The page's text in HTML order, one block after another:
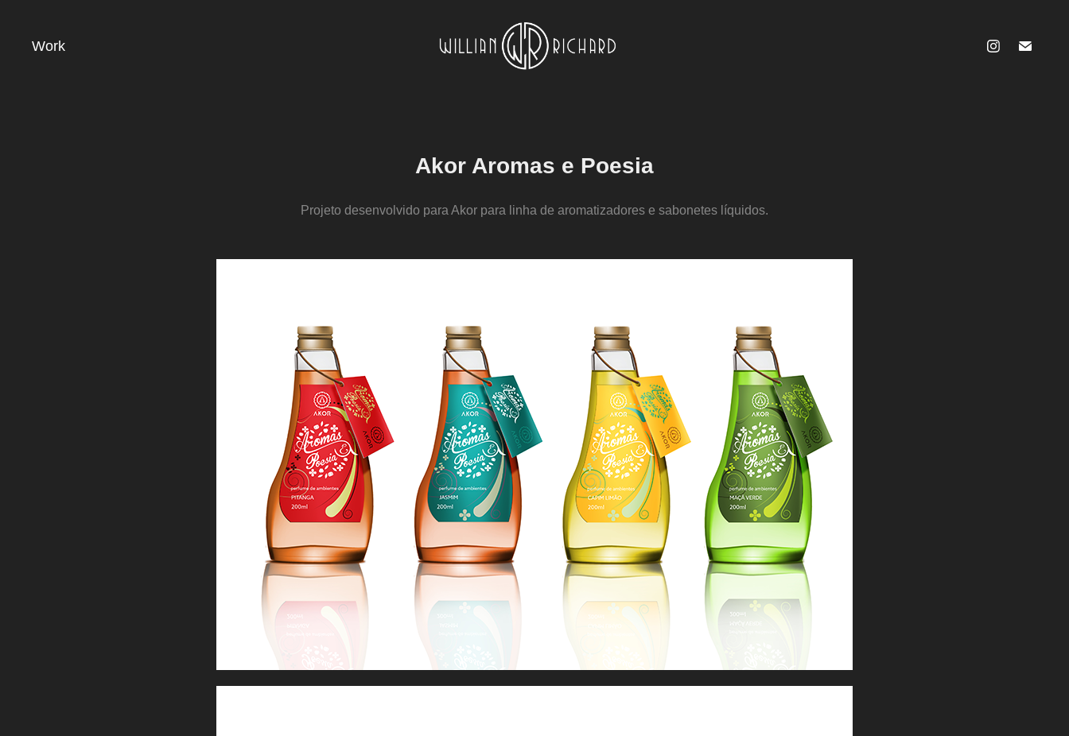
Work
Akor Aromas e Poesia
Projeto desenvolvido para Akor para linha de aromatizadores e sabonetes líquidos.